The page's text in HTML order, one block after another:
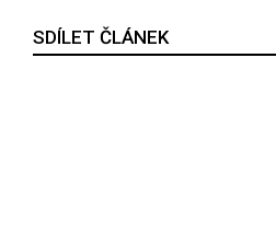
SDÍLET ČLÁNEK